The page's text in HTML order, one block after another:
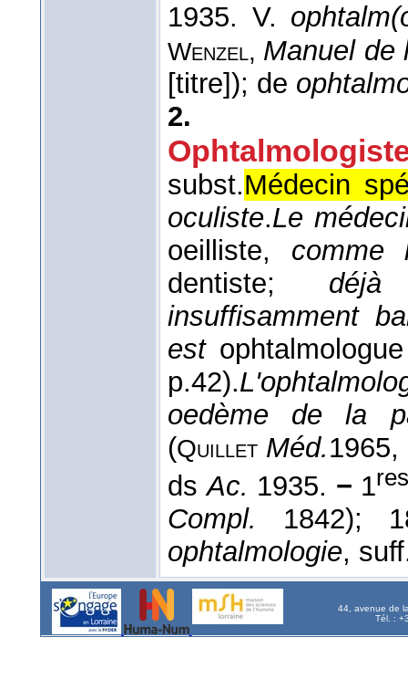
1935. V.
Wenzel, Manuel de
[titre]); de
2.
subst.Médecin
oculiste.Le
oeilliste, comme
dentiste;
insuffisamment
est
p.42).
oedème de la
(Quillet Méd.1965,
dsAc. 1935. − 1
Compl.
1842);
ophtalmologie,
44, avenue de
Tél. :